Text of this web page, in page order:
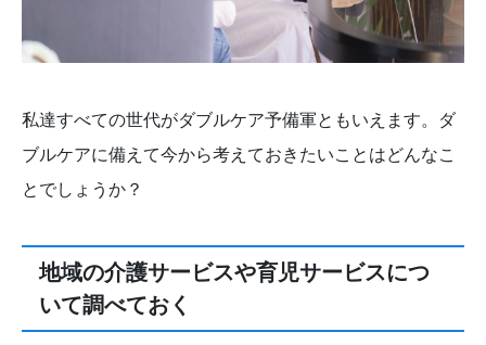
私達すべての世代がダブルケア予備軍ともいえます。ダ
ブルケアに備えて今から考えておきたいことはどんなこ
とでしょうか？
地域の介護サービスや育児サービスにつ
いて調べておく